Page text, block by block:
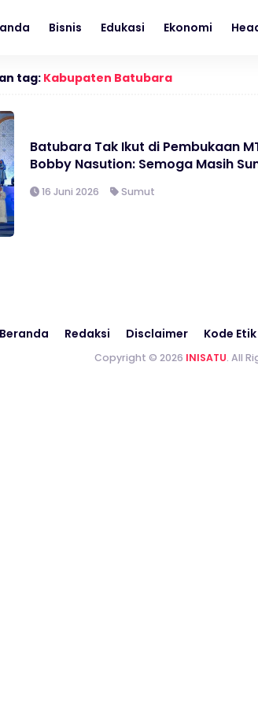
Bisnis Edukasi Ekonomi
tag: Kabupaten Batubara
Batubara Tak Ikut di Pembukaan
Bobby Nasution: Semoga Masih
16 Juni 2026 Sumut
Beranda Redaksi Disclaimer Kode
Copyright © 2026 INISATU. All